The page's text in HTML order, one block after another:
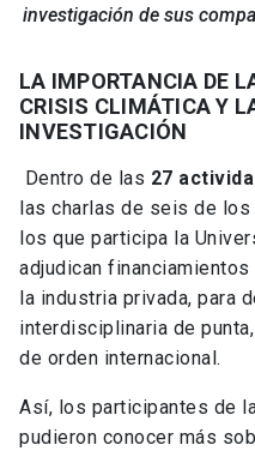
investigación de sus
LA IMPORTANCIA DE
CRISIS CLIMÁTICA Y
INVESTIGACIÓN
Dentro de las 27
las charlas de seis de
los que participa la
adjudican
la industria privada, para
interdisciplinaria de
de orden internacional.
Así, los participantes de
pudieron conocer más